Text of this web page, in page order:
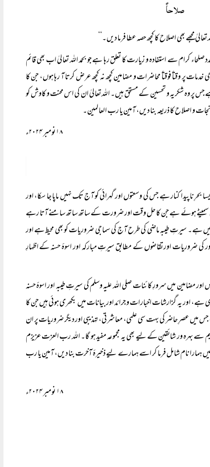
صلاحاً‌
مجھے بھی اصلاح کا کچھ حصہ عطا فرما دیں۔‘‘
کرام سے استفادہ و زیارت کا تعلق رہا ہے جو بحمد اللہ تعالیٰ اب بھی قائم
پر وقتاً‌ فوقتاً‌ محاضرات و مضامین کچھ نہ کچھ عرض کرتا آ رہا ہوں، جن کا
جس پر وہ شکریہ و تحسین کے مستحق ہیں۔ اللہ تعالیٰ ان کی اس محنت و کاوش کو
اصلاح کا ذریعہ بنا دیں، آمین یا رب العالمین۔
۱۸ نومبر ۲۰۲۴ء
ناپیدا کنار ہے جس کی وسعتوں اور گہرائی کو آج تک نہیں ماپا جا سکا، اور
میں سمیٹے ہوئے ہے جن کا حل وقت اور ضرورت کے ساتھ ساتھ سامنے آتا رہے
ہے۔ سیرتِ طیبہ ماضی کی طرح آج کی سماجی ضروریات کو بھی محیط ہے اور
ضروریات اور تقاضوں کے مطابق سیرتِ مبارکہ اور اسوۂ حسنہ کے اظہارِ
میں سرورِ کائنات صلی اللہ علیہ وسلم کی سیرتِ طیبہ اور اسوۂ حسنہ
اور یہ گزارشات اخبارات و جرائد اور بیانات میں بکھری ہوئی ہیں جن کا
میں عصرِ حاضر کی بہت سی علمی، معاشرتی، تہذیبی اور دیگر ضروریات پر ان
بہرہ ور شائقین کے لیے بھی یہ مجموعہ مفید ہو گا۔ اللہ رب العزت عزیزم
ہمارا نام شامل فرما کر اسے ہمارے لیے ذخیرۂ آخرت بنا دیں، آمین یا رب
۱۸ نومبر ۲۰۲۴ء